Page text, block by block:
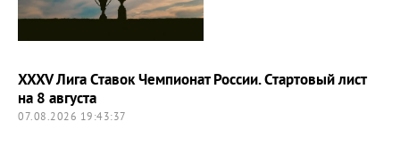
XXXV Лига Ставок Чемпионат России. Стартовый лист
на 8 августа
07.08.2026 19:43:37